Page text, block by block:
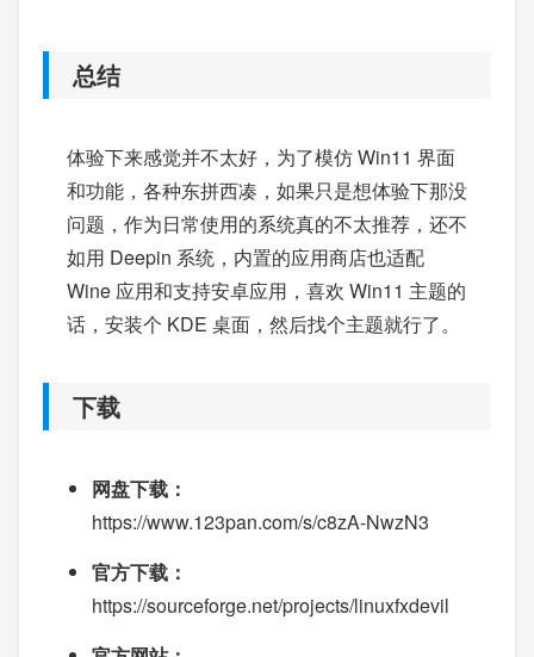
总结
体验下来感觉并不太好，为了模仿 Win11 界面
和功能，各种东拼西凑，如果只是想体验下那没
问题，作为日常使用的系统真的不太推荐，还不
如用 Deepin 系统，内置的应用商店也适配
Wine 应用和支持安卓应用，喜欢 Win11 主题的
话，安装个 KDE 桌面，然后找个主题就行了。
下载
网盘下载：
https://www.123pan.com/s/c8zA-NwzN3
官方下载：
https://sourceforge.net/projects/linuxfxdevil